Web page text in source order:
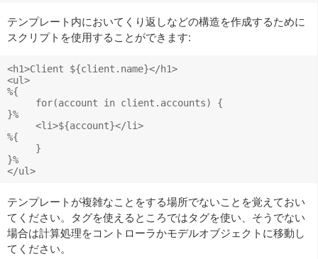
テンプレート内においてくり返しなどの構造を作成するために
スクリプトを使用することができます:
<h1>Client ${client.name}</h1>
<ul>
%{
     for(account in client.accounts) {
}%
     <li>${account}</li>
%{
     }
}%
テンプレートが複雑なことをする場所でないことを覚えておい
てください。タグを使えるところではタグを使い、そうでない
場合は計算処理をコントローラかモデルオブジェクトに移動し
てください。